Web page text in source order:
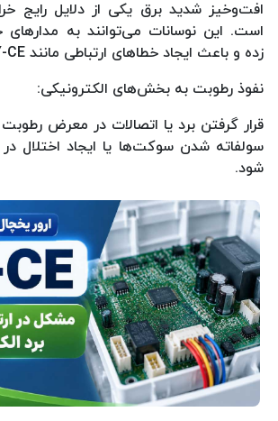
افت‌وخیز شدید برق یکی از دلایل رایج
است. این نوسانات می‌توانند به
زده و باعث ایجاد خطاهای ارتباطی مانند SY-CE شوند.
نفوذ رطوبت به بخش‌های الکترونیکی:
قرار گرفتن برد یا اتصالات در معرض
سولفاته شدن سوکت‌ها یا ایجاد اختلال
شود.